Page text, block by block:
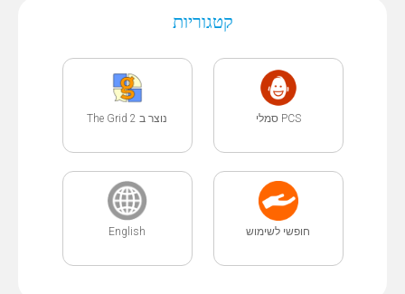
קטגוריות
PCS סמלי נוצר ב The Grid 2
חופשי לשימוש English